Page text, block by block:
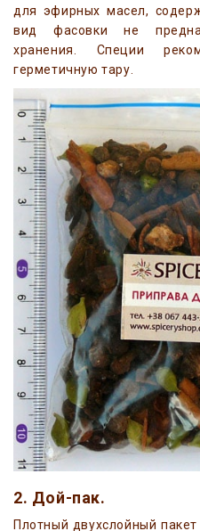
для эфирных масел,
вид фасовки не
хранения. Специи
герметичную тару.
2. Дой-пак.
Плотный двухслойный